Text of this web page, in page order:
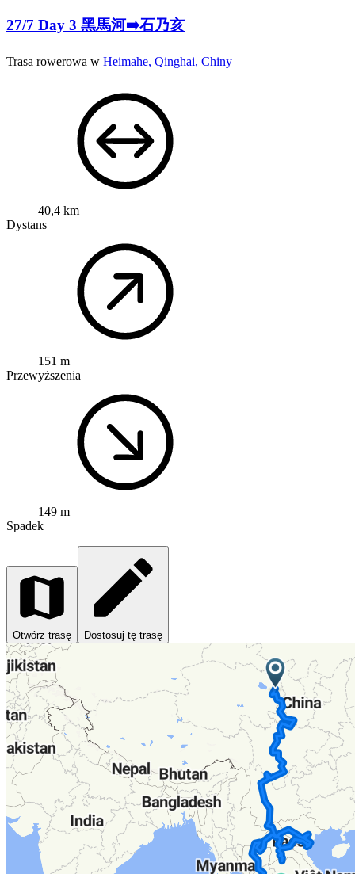
27/7 Day 3 黑馬河➡️石乃亥
Trasa rowerowa w Heimahe, Qinghai, Chiny
40,4 km
Dystans
151 m
Przewyższenia
149 m
Spadek
Otwórz trasę Dostosuj tę trasę